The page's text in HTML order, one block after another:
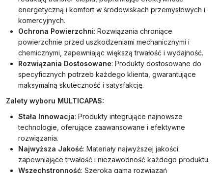
energetyczną i komfort w środowiskach przemysłowych i
komercyjnych.
Ochrona Powierzchni: Rozwiązania chroniące
powierzchnie przed uszkodzeniami mechanicznymi i
chemicznymi, zapewniając większą trwałość i wydajność.
Rozwiązania Dostosowane: Produkty dostosowane do
specyficznych potrzeb każdego klienta, gwarantujące
maksymalną skuteczność i satysfakcję.
Zalety wyboru MULTICAPAS:
Stała Innowacja: Produkty integrujące najnowsze
technologie, oferujące zaawansowane i efektywne
rozwiązania.
Najwyższa Jakość: Materiały najwyższej jakości
zapewniające trwałość i niezawodność każdego produktu.
Wszechstronność: Szeroka gama rozwiązań